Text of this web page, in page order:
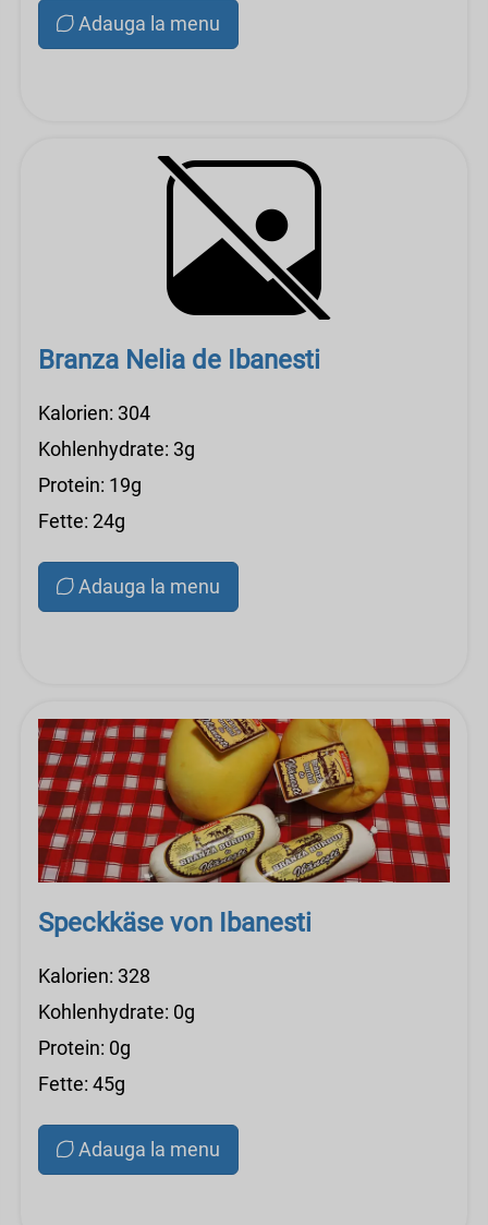
Adauga la menu
Branza Nelia de Ibanesti
Kalorien: 304
Kohlenhydrate: 3g
Protein: 19g
Fette: 24g
Adauga la menu
Speckkäse von Ibanesti
Kalorien: 328
Kohlenhydrate: 0g
Protein: 0g
Fette: 45g
Adauga la menu